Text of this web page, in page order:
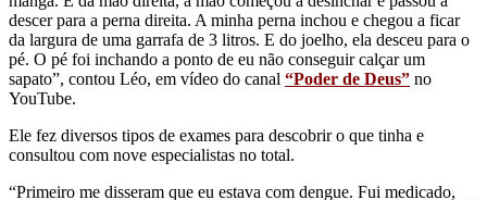
descer para a perna direita. A minha perna inchou e chegou a ficar
da largura de uma garrafa de 3 litros. E do joelho, ela desceu para o
pé. O pé foi inchando a ponto de eu não conseguir calçar um
sapato”, contou Léo, em vídeo do canal “Poder de Deus” no
YouTube.
Ele fez diversos tipos de exames para descobrir o que tinha e
consultou com nove especialistas no total.
“Primeiro me disseram que eu estava com dengue. Fui medicado,